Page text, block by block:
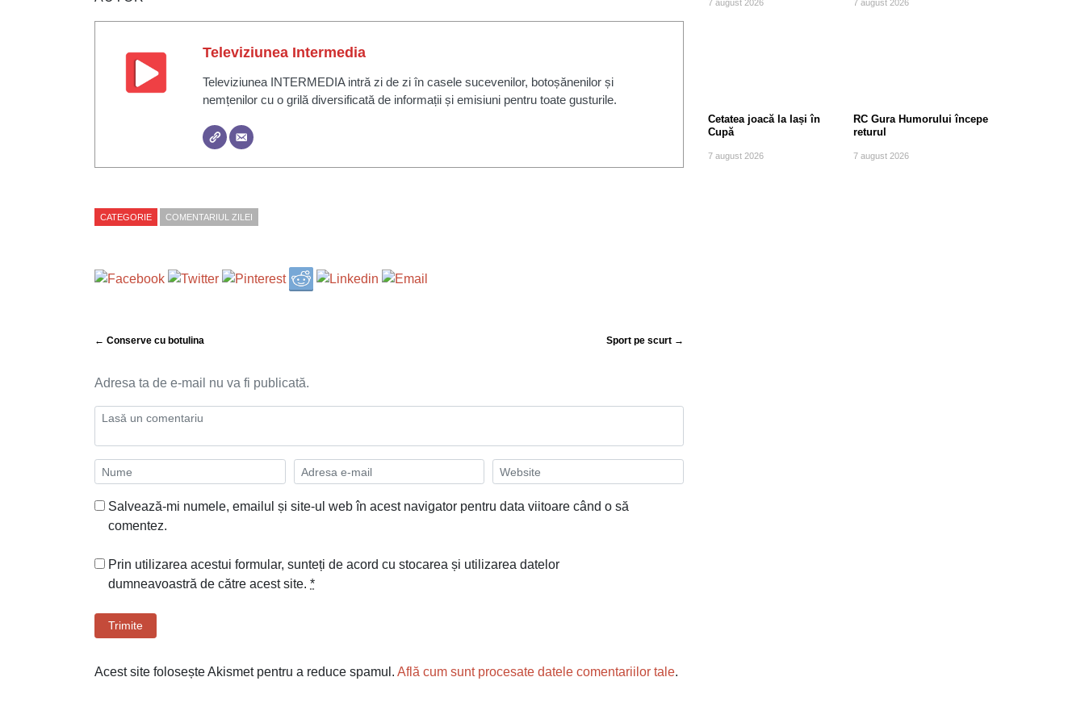
Televiziunea Intermedia
Televiziunea INTERMEDIA intră zi de zi în casele sucevenilor, botoșănenilor și
nemțenilor cu o grilă diversificată de informații și emisiuni pentru toate gusturile.
CATEGORIE COMENTARIUL ZILEI
← Conserve cu botulina Sport pe scurt →
Adresa ta de e-mail nu va fi publicată.
Salvează-mi numele, emailul și site-ul web în acest navigator pentru data viitoare când o să
comentez.
Prin utilizarea acestui formular, sunteți de acord cu stocarea și utilizarea datelor
dumneavoastră de către acest site. *
Trimite
Acest site folosește Akismet pentru a reduce spamul. Află cum sunt procesate datele comentariilor tale.
7 august 2026 7 august 2026
Cetatea joacă la Iași în
Cupă
7 august 2026
RC Gura Humorului începe
returul
7 august 2026